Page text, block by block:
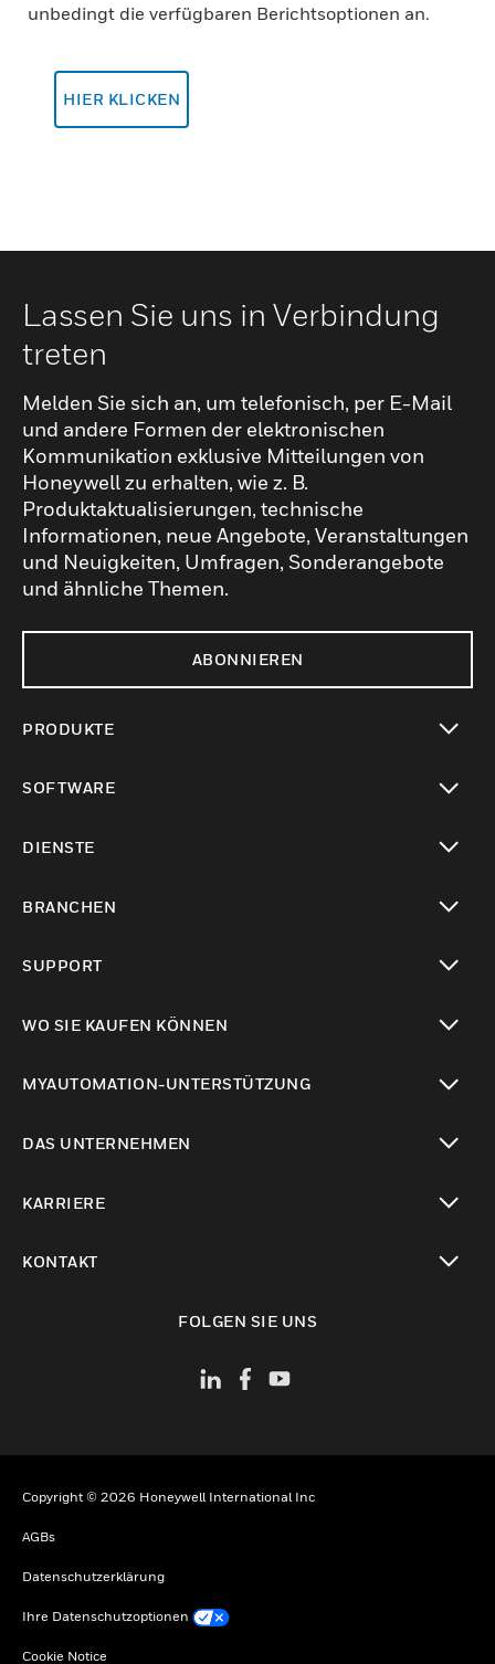
unbedingt die verfügbaren Berichtsoptionen an.
HIER KLICKEN
Lassen Sie uns in Verbindung
treten
Melden Sie sich an, um telefonisch, per E-Mail
und andere Formen der elektronischen
Kommunikation exklusive Mitteilungen von
Honeywell zu erhalten, wie z. B.
Produktaktualisierungen, technische
Informationen, neue Angebote, Veranstaltungen
und Neuigkeiten, Umfragen, Sonderangebote
und ähnliche Themen.
ABONNIEREN
PRODUKTE
SOFTWARE
DIENSTE
BRANCHEN
SUPPORT
WO SIE KAUFEN KÖNNEN
MYAUTOMATION-UNTERSTÜTZUNG
DAS UNTERNEHMEN
KARRIERE
KONTAKT
FOLGEN SIE UNS
Copyright © 2026 Honeywell International Inc
AGBs
Datenschutzerklärung
Ihre Datenschutzoptionen
Cookie Notice